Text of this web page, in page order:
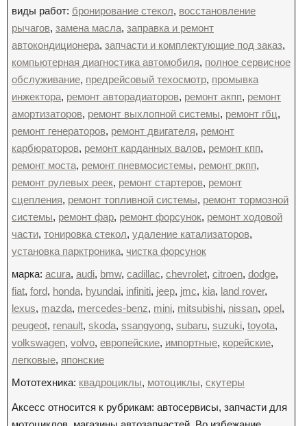
виды работ: бронирование стекол, восстановление
рычагов, замена масла, заправка и ремонт
автокондиционера, запчасти и комплектующие под заказ,
компьютерная диагностика автомобиля, полное сервисное
обслуживание, предрейсовый техосмотр, промывка
инжектора, ремонт авторадиаторов, ремонт акпп, ремонт
амортизаторов, ремонт выхлопной системы, ремонт гбц,
ремонт генераторов, ремонт двигателя, ремонт
карбюраторов, ремонт карданных валов, ремонт кпп,
ремонт моста, ремонт пневмосистемы, ремонт ркпп,
ремонт рулевых реек, ремонт стартеров, ремонт
сцепления, ремонт топливной системы, ремонт тормозной
системы, ремонт фар, ремонт форсунок, ремонт ходовой
части, тонировка стекол, удаление катализаторов,
установка парктроника, чистка форсунок
марка: acura, audi, bmw, cadillac, chevrolet, citroen, dodge,
fiat, ford, honda, hyundai, infiniti, jeep, jmc, kia, land rover,
lexus, mazda, mercedes-benz, mini, mitsubishi, nissan, opel,
peugeot, renault, skoda, ssangyong, subaru, suzuki, toyota,
volkswagen, volvo, европейские, импортные, корейские,
легковые, японские
Мототехника: квадроциклы, мотоциклы, скутеры
Аксесс относится к рубрикам: автосервисы, запчасти для